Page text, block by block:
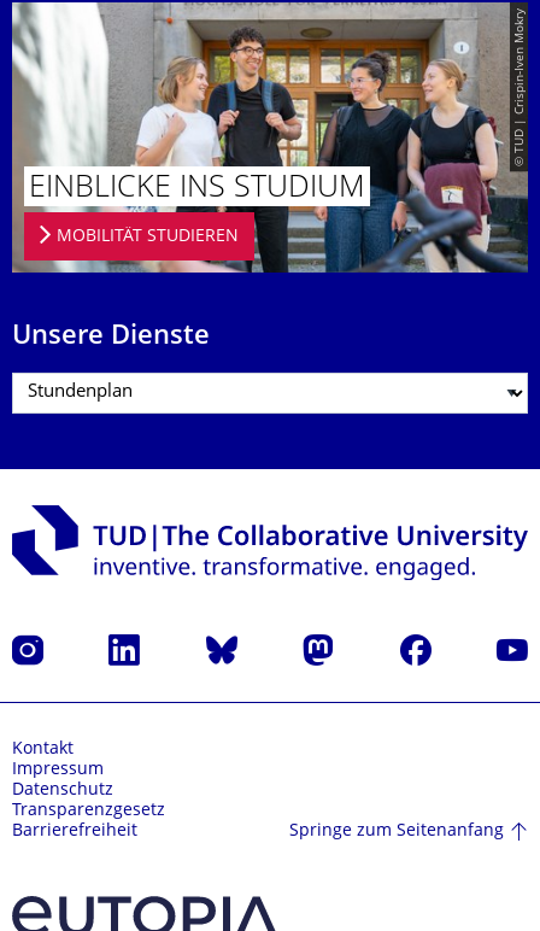
© TUD | Crispin-Iven Mokry
EINBLICKE INS STUDIUM
MOBILITÄT STUDIEREN
Unsere Dienste
Instagram LinkedIn Bluesky Mastodon Facebook
Kontakt
Impressum
Datenschutz
Transparenzgesetz
Barrierefreiheit
Springe zum Seitenanfang